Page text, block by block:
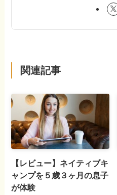
関連記事
【レビュー】ネイティブキ
ャンプを５歳３ヶ月の息子
が体験